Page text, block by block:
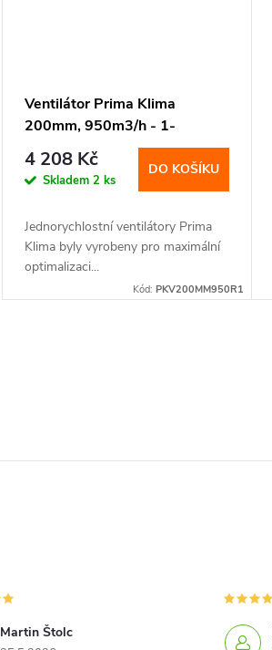
Ventilátor Prima Klima
200mm, 950m3/h - 1-
rychlostní
4 208 Kč
Skladem 2 ks
DO KOŠÍKU
Jednorychlostní ventilátory Prima
Klima byly vyrobeny pro maximální
optimalizaci...
Kód:PKV200MM950R1
c
í
Martin Štolc